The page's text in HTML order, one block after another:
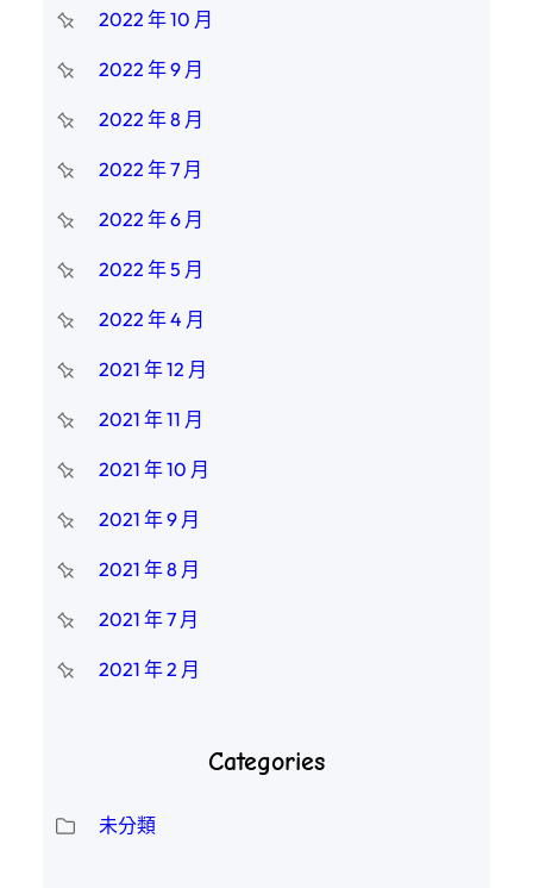
2022 年 10 月
2022 年 9 月
2022 年 8 月
2022 年 7 月
2022 年 6 月
2022 年 5 月
2022 年 4 月
2021 年 12 月
2021 年 11 月
2021 年 10 月
2021 年 9 月
2021 年 8 月
2021 年 7 月
2021 年 2 月
Categories
未分類